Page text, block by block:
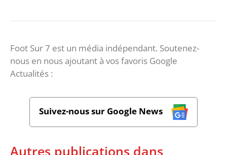
Foot Sur 7 est un média indépendant. Soutenez-
nous en nous ajoutant à vos favoris Google
Actualités :
Suivez-nous sur Google News
Autres publications dans